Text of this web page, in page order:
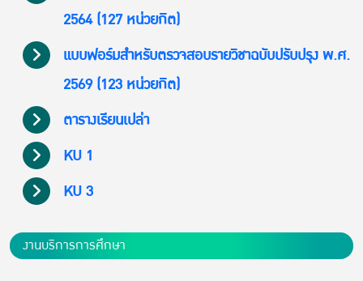
2564 (127 หน่วยกิต)
แบบฟอร์มสำหรับตรวจสอบรายวิชาฉบับปรับปรุง พ.ศ.
2569 (123 หน่วยกิต)
ตารางเรียนเปล่า
KU 1
KU 3
งานบริการการศึกษา